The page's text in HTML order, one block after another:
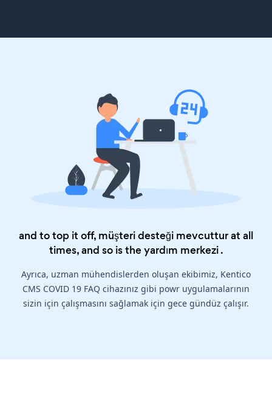
and to top it off, müşteri desteği mevcuttur at all
times, and so is theyardım merkezi.
Ayrıca, uzman mühendislerden oluşan ekibimiz, Kentico
CMS COVID 19 FAQ cihazınız gibi powr uygulamalarının
sizin için çalışmasını sağlamak için gece gündüz çalışır.